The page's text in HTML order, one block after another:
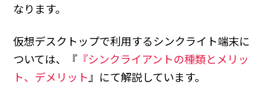
なります。
仮想デスクトップで利用するシンクライト端末に
ついては、『 『シンクライアントの種類とメリッ
ト、デメリット』にて解説しています。